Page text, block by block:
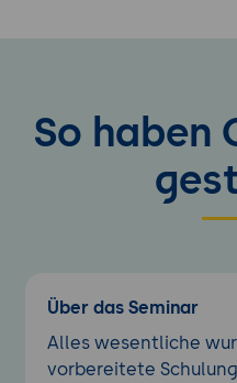
So haben
Über das Seminar
Alles wesentliche
vorbereitete